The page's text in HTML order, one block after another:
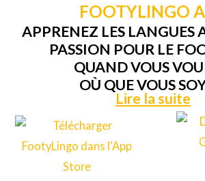
FOOTYLINGO
APPRENEZ LES LANGUES
PASSION POUR LE
QUAND VOUS
OÙ QUE VOUS
Lire la suite